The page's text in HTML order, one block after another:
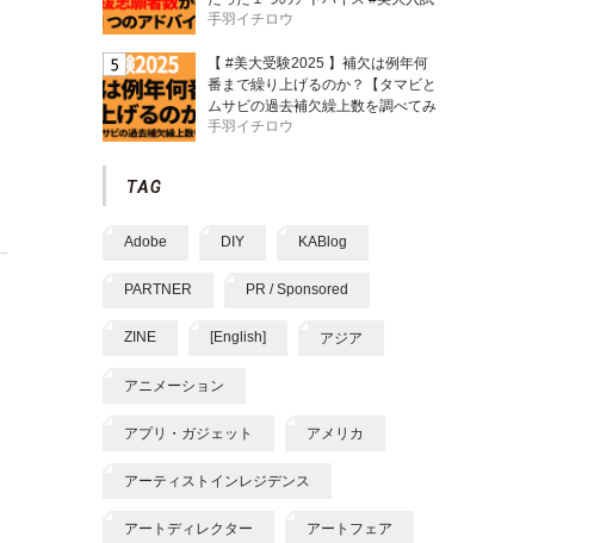
手羽イチロウ
【 #美大受験2025 】補欠は例年何
番まで繰り上げるのか？【タマビと
ムサビの過去補欠繰上数を調べてみ
た】
手羽イチロウ
Adobe DIY KABlog
PARTNER PR / Sponsored
ZINE [English] アジア
アニメーション
アプリ・ガジェット アメリカ
アーティストインレジデンス
アートディレクター アートフェア